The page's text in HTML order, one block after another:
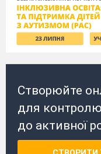
Створюйте
для контролю
до активної